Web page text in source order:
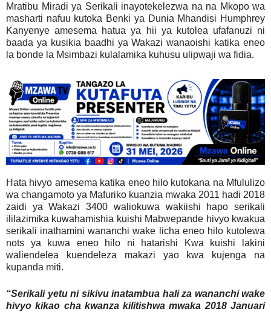
Mratibu Miradi ya Serikali inayotekelezwa na na Mkopo wa
masharti nafuu kutoka Benki ya Dunia Mhandisi Humphrey
Kanyenye amesema hatua ya hii ya kutolea ufafanuzi ni
baada ya kusikia baadhi ya Wakazi wanaoishi katika eneo
la bonde la Msimbazi kulalamika kuhusu ulipwaji wa fidia.
Hata hivyo amesema katika eneo hilo kutokana na Mfululizo
wa changamoto ya Mafuriko kuanzia mwaka 2011 hadi 2018
zaidi ya Wakazi 3400 waliokuwa wakiishi hapo serikali
ililazimika kuwahamishia kuishi Mabwepande hivyo kwakua
serikali inathamini wananchi wake licha eneo hilo kutolewa
nots ya kuwa eneo hilo ni hatarishi Kwa kuishi lakini
waliendelea kuendeleza makazi yao kwa kujenga na
kupanda miti.
“Serikali yetu ni sikivu inatambua hali za wananchi wake
hivyo kikao cha kwanza kilitishwa mwaka 2018 Januari